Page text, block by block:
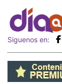
Siguenos en: